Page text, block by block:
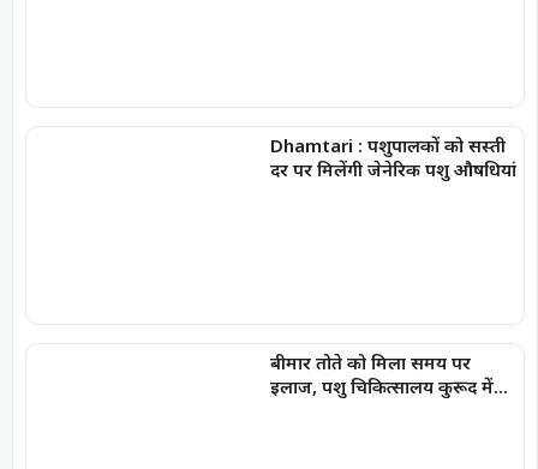
Dhamtari : पशुपालकों को सस्ती
दर पर मिलेंगी जेनेरिक पशु औषधियां
बीमार तोते को मिला समय पर
इलाज, पशु चिकित्सालय कुरूद में